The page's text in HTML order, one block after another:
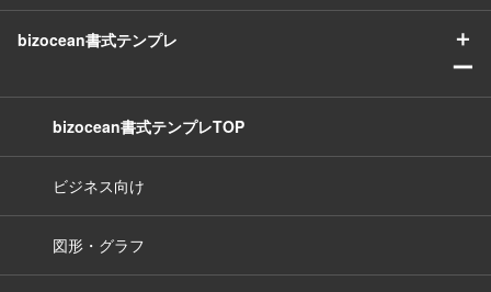
bizocean書式テンプレ
＋
ー
bizocean書式テンプレTOP
ビジネス向け
図形・グラフ